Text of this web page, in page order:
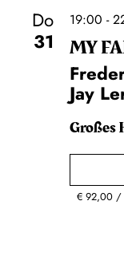
Do
31
19:00 -
MY
Jay
Großes
€92,00